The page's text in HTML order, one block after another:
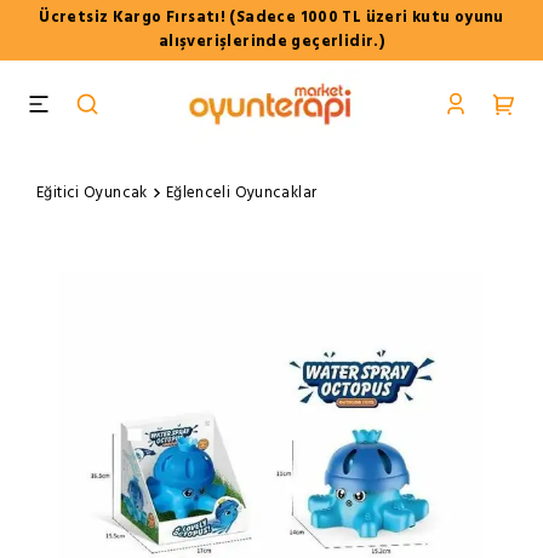
Ücretsiz Kargo Fırsatı! (Sadece 1000 TL üzeri kutu oyunu
alışverişlerinde geçerlidir.)
Eğitici Oyuncak Eğlenceli Oyuncaklar